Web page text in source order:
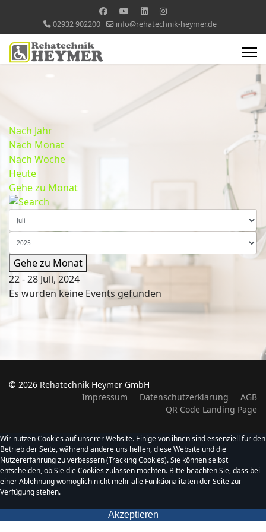
02932 902200 info@rehatechnik-heymer.de
Nach Jahr
Nach Monat
Nach Woche
Heute
Gehe zu Monat
Gehe zu Monat
22 - 28 Juli, 2024
Es wurden keine Events gefunden
© 2026 Rehatechnik Heymer GmbH
Impressum
Datenschutzerklärung
AGB
QR Code Landing Page
Wir nutzen Cookies auf unserer Website. Einige von ihnen sind essenziell für den
Betrieb der Seite, während andere uns helfen, diese Website und die
Nutzererfahrung zu verbessern (Tracking Cookies). Sie können selbst
entscheiden, ob Sie die Cookies zulassen möchten. Bitte beachten Sie, dass bei
einer Ablehnung womöglich nicht mehr alle Funktionalitäten der Seite zur
Verfügung stehen.
Akzeptieren